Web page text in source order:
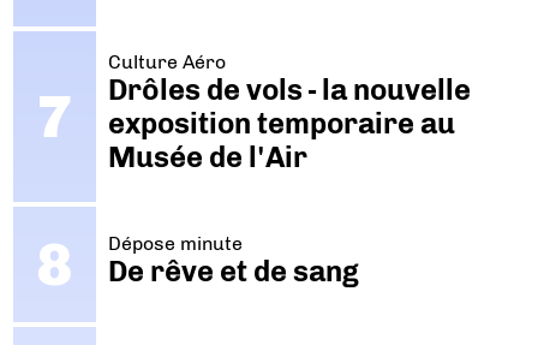
Culture Aéro
Drôles de vols - la nouvelle
exposition temporaire au
Musée de l'Air
Dépose minute
De rêve et de sang